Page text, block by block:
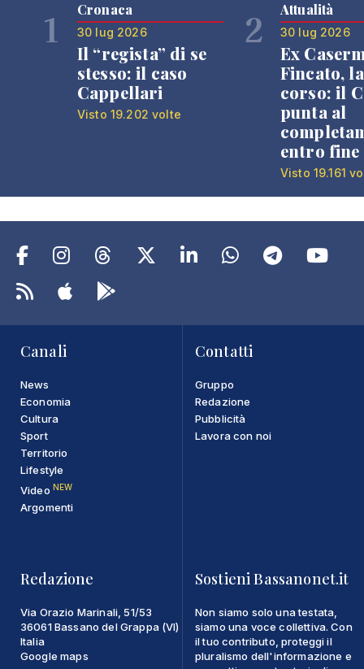
1 Cronaca
30 lug 2026
Il “regista” di se
stesso: il caso
Cappellari
Visto 19.202 volte
2 Attualità
30 lug 2026
Ex
Fincato,
corso: il
punta al
entro fine
Visto 19.161
Canali
News
Economia
Cultura
Sport
Territorio
Lifestyle
Video NEW
Argomenti
Contatti
Gruppo
Redazione
Pubblicità
Lavora con noi
Redazione
Via Orazio Marinali, 51/53
36061 Bassano del Grappa (VI)
Italia
Google maps
Sostieni Bassanonet.it
Non siamo solo una testata,
siamo una voce collettiva. Con
il tuo contributo, proteggi il
pluralismo dell'informazione e